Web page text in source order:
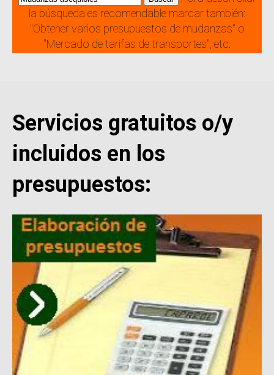
la búsqueda es recomendable marcar también:
"Obtener varios presupuestos de mudanzas" o
"Mercado de tarifas de transportes", etc.
Servicios gratuitos o/y
incluidos en los
presupuestos: